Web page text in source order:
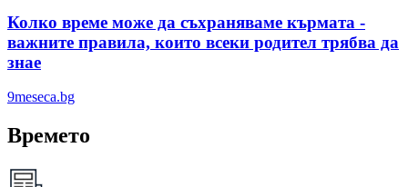
Колко време може да съхраняваме кърмата -
важните правила, които всеки родител трябва да
знае
9meseca.bg
Времето